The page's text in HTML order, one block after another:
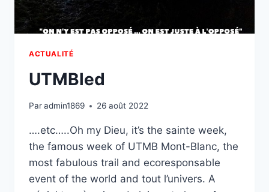
ACTUALITÉ
UTMBled
Paradmin1869 26 août 2022
….etc…..Oh my Dieu, it’s the sainte week,
the famous week of UTMB Mont-Blanc, the
most fabulous trail and ecoresponsable
event of the world and tout l’univers. A